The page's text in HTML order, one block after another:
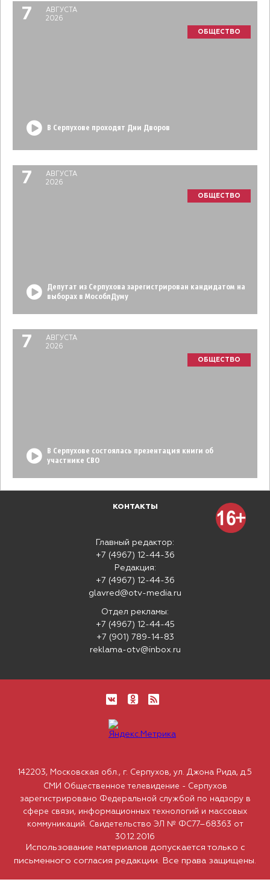
7
АВГУСТА
2026
ОБЩЕСТВО
В Серпухове проходят Дни Дворов
7
АВГУСТА
2026
ОБЩЕСТВО
Депутат из Серпухова зарегистрирован кандидатом на
выборах в МособлДуму
7
АВГУСТА
2026
ОБЩЕСТВО
В Серпухове состоялась презентация книги об
участнике СВО
КОНТАКТЫ
Главный редактор:
+7 (4967) 12-44-36
Редакция:
+7 (4967) 12-44-36
glavred@otv-media.ru
Отдел рекламы:
+7 (4967) 12-44-45
+7 (901) 789-14-83
reklama-otv@inbox.ru
Использование материалов допускается только с
письменного согласия редакции. Все права защищены.
142203, Московская обл., г. Серпухов, ул. Джона Рида, д.5
СМИ Общественное телевидение - Серпухов
зарегистрировано Федеральной службой по надзору в
сфере связи, информационных технологий и массовых
коммуникаций. Свидетельство ЭЛ № ФС77–68363 от
30.12.2016